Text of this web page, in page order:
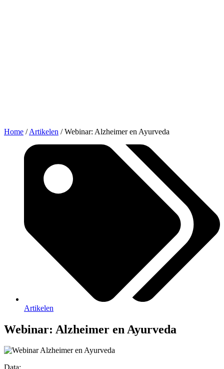
Home /Artikelen /Webinar: Alzheimer en Ayurveda
Artikelen
Webinar: Alzheimer en Ayurveda